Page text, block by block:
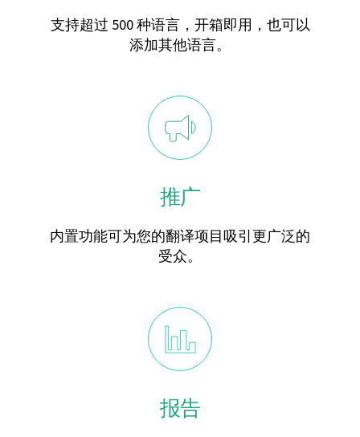
支持超过 500 种语言，开箱即用，也可以
添加其他语言。
推广
内置功能可为您的翻译项目吸引更广泛的
受众。
报告